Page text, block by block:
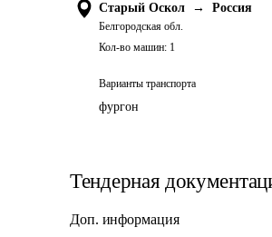
Старый Оскол →
Белгородская обл.
Россия
Кол-во машин: 1
Варианты транспорта
фургон
Тендерная
Доп. информация